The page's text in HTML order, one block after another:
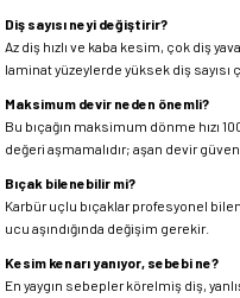
Diş sayısı neyi değiştirir?
Az diş hızlı ve kaba kesim, çok diş
laminat yüzeylerde yüksek diş sayısı
Maksimum devir neden önemli?
Bu bıçağın maksimum dönme hızı
değeri aşmamalıdır; aşan devir
Bıçak bilenebilir mi?
Karbür uçlu bıçaklar profesyonel
ucu aşındığında değişim gerekir.
Kesim kenarı yanıyor, sebebi ne?
En yaygın sebepler körelmiş diş,